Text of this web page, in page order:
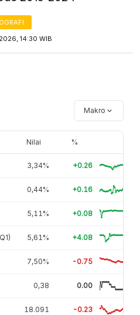
14:30 WIB
Makro
Nilai %
3,34% +0.26
0,44% +0.16
5,11% +0.08
5,61% +4.08
7,50% -0.75
0,38 0.00
18.091 -0.23